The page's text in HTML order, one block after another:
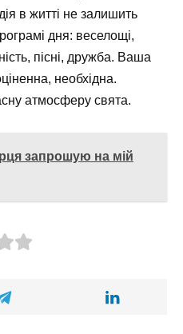
в житті не залишить
дня: веселощі,
пісні, дружба. Ваша
необхідна.
атмосферу свята.
запрошую на мій